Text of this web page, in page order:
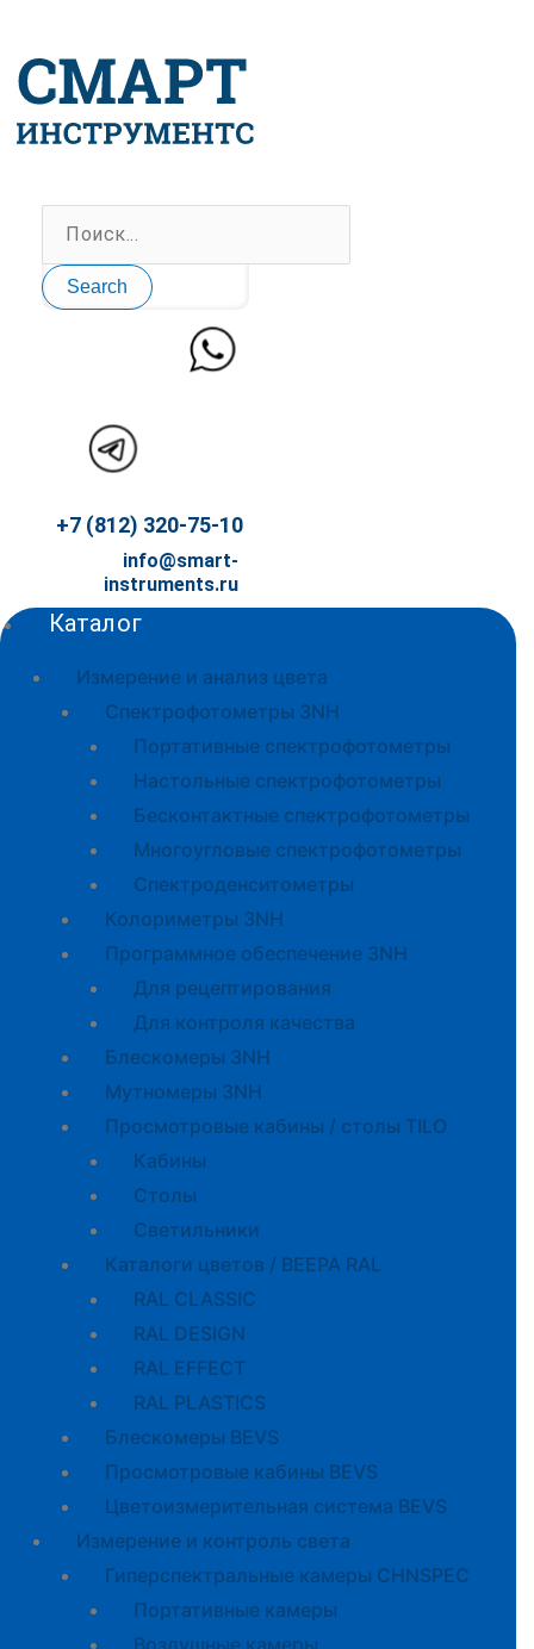
Search
+7 (812) 320-75-10
info@smart-
instruments.ru
Каталог
Измерение и анализ цвета
Спектрофотометры 3NH
Портативные спектрофотометры
Настольные спектрофотометры
Бесконтактные спектрофотометры
Многоугловые спектрофотометры
Спектроденситометры
Колориметры 3NH
Программное обеспечение 3NH
Для рецептирования
Для контроля качества
Блескомеры 3NH
Мутномеры 3NH
Просмотровые кабины / столы TILO
Кабины
Cтолы
Светильники
Каталоги цветов / BEEPA RAL
RAL CLASSIC
RAL DESIGN
RAL EFFECT
RAL PLASTICS
Блескомеры BEVS
Просмотровые кабины BEVS
Цветоизмерительная система BEVS
Измерение и контроль света
Гиперспектральные камеры CHNSPEC
Портативные камеры
Воздушные камеры